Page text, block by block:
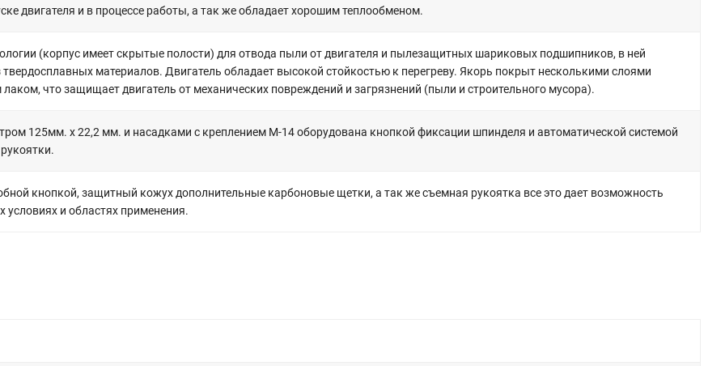
двигателя и в процессе работы, а так же обладает хорошим теплообменом.
(корпус имеет скрытые полости) для отвода пыли от двигателя и пылезащитных шариковых подшипников, в ней
материалов. Двигатель обладает высокой стойкостью к перегреву. Якорь покрыт несколькими слоями
что защищает двигатель от механических повреждений и загрязнений (пыли и строительного мусора).
125мм. х 22,2 мм. и насадками с креплением M-14 оборудована кнопкой фиксации шпинделя и автоматической системой
кнопкой, защитный кожух дополнительные карбоновые щетки, а так же съемная рукоятка все это дает возможность
и областях применения.